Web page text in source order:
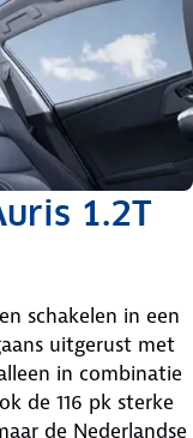
1.2T
schakelen in een
uitgerust met
in combinatie
de 116 pk sterke
de Nederlandse